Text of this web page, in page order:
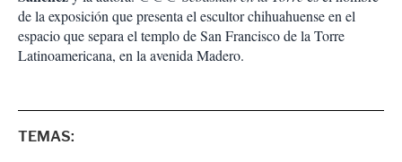
de la exposición que presenta el escultor chihuahuense en el
espacio que separa el templo de San Francisco de la Torre
Latinoamericana, en la avenida Madero.
TEMAS: